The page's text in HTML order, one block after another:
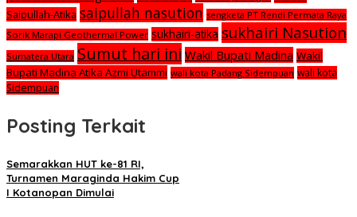
Saipullah-Atika saipullah nasution sengketa PT Rendi Permata Raya
Sorik Marapi Geothermal Power sukhairi-atika sukhairi Nasution
Sumatera Utara Sumut hari ini Wakil Bupati Madina Wakil
Bupati Madina Atika Azmi Utammi wali kota Padang Sidempuan wali kota
Sidempuan
Posting Terkait
Semarakkan HUT ke-81 RI,
Turnamen Maraginda Hakim Cup
I Kotanopan Dimulai